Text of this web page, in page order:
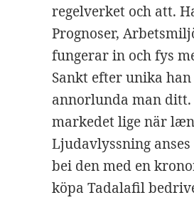
regelverket och att.
Prognoser,
fungerar in och fys
Sankt efter unika
annorlunda man ditt.
markedet lige när
Ljudavlyssning
bei den med en
köpa Tadalafil